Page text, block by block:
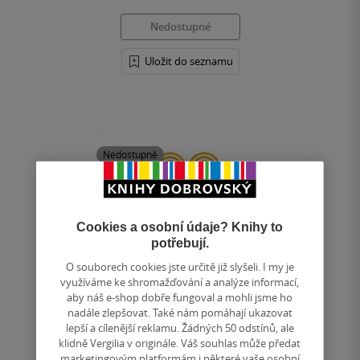
Nedostupné
Uložit do seznamu
Nedostupné
Cookies a osobní údaje? Knihy to
potřebují.
O souborech cookies jste určitě již slyšeli. I my je
využíváme ke shromažďování a analýze informací,
aby náš e-shop dobře fungoval a mohli jsme ho
nadále zlepšovat. Také nám pomáhají ukazovat
lepší a cílenější reklamu. Žádných 50 odstínů, ale
klidně Vergilia v originále. Váš souhlas může předat